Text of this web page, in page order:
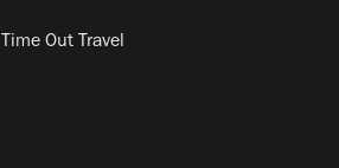
Time Out Travel